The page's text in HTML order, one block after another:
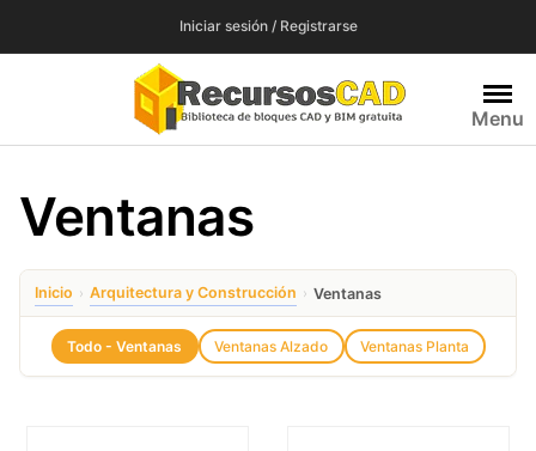
Iniciar sesión / Registrarse
Menu
Ventanas
Inicio › Arquitectura y Construcción › Ventanas
Todo - Ventanas Ventanas Alzado Ventanas Planta